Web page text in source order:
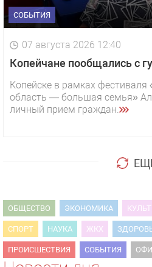
СОБЫТИЯ
07 августа 2026 12:40
Копейчане пообщались с
Копейске в рамках фестиваля
область — большая семья»
личный прием граждан.
ОБЩЕСТВО ЭКОНОМИКА
СПОРТ НАУКА ЖКХ
ПРОИСШЕСТВИЯ СОБЫТИЯ